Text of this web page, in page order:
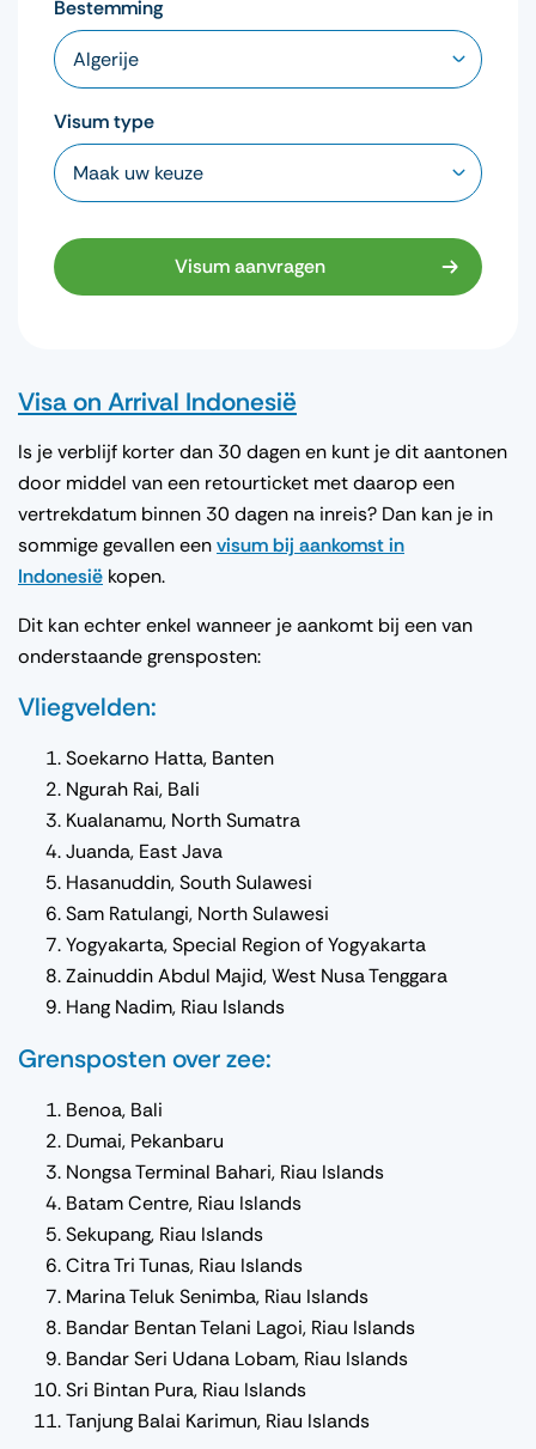
Bestemming
Visum type
Visum aanvragen
Visa on Arrival Indonesië
Is je verblijf korter dan 30 dagen en kunt je dit aantonen
door middel van een retourticket met daarop een
vertrekdatum binnen 30 dagen na inreis? Dan kan je in
sommige gevallen eenvisum bij aankomst in
Indonesië kopen.
Dit kan echter enkel wanneer je aankomt bij een van
onderstaande grensposten:
Vliegvelden:
Soekarno Hatta, Banten
Ngurah Rai, Bali
Kualanamu, North Sumatra
Juanda, East Java
Hasanuddin, South Sulawesi
Sam Ratulangi, North Sulawesi
Yogyakarta, Special Region of Yogyakarta
Zainuddin Abdul Majid, West Nusa Tenggara
Hang Nadim, Riau Islands
Grensposten over zee:
Benoa, Bali
Dumai, Pekanbaru
Nongsa Terminal Bahari, Riau Islands
Batam Centre, Riau Islands
Sekupang, Riau Islands
Citra Tri Tunas, Riau Islands
Marina Teluk Senimba, Riau Islands
Bandar Bentan Telani Lagoi, Riau Islands
Bandar Seri Udana Lobam, Riau Islands
Sri Bintan Pura, Riau Islands
Tanjung Balai Karimun, Riau Islands